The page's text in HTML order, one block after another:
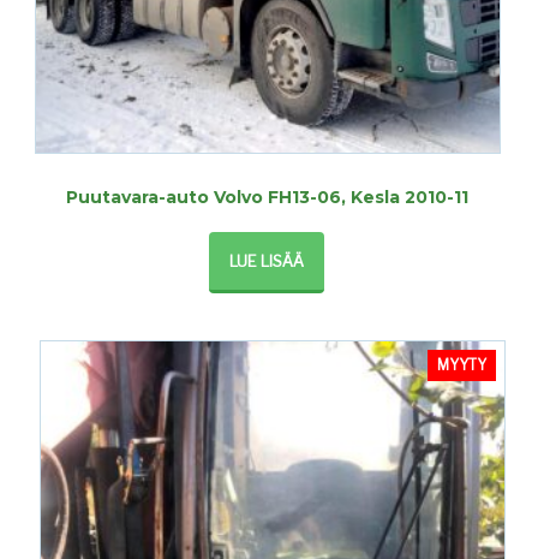
Puutavara-auto Volvo FH13-06, Kesla 2010-11
LUE LISÄÄ
MYYTY